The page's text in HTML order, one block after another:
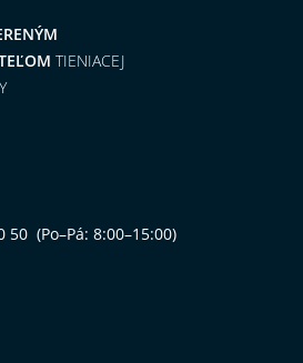
TIENIACEJ
50 (Po–Pá: 8:00–15:00)